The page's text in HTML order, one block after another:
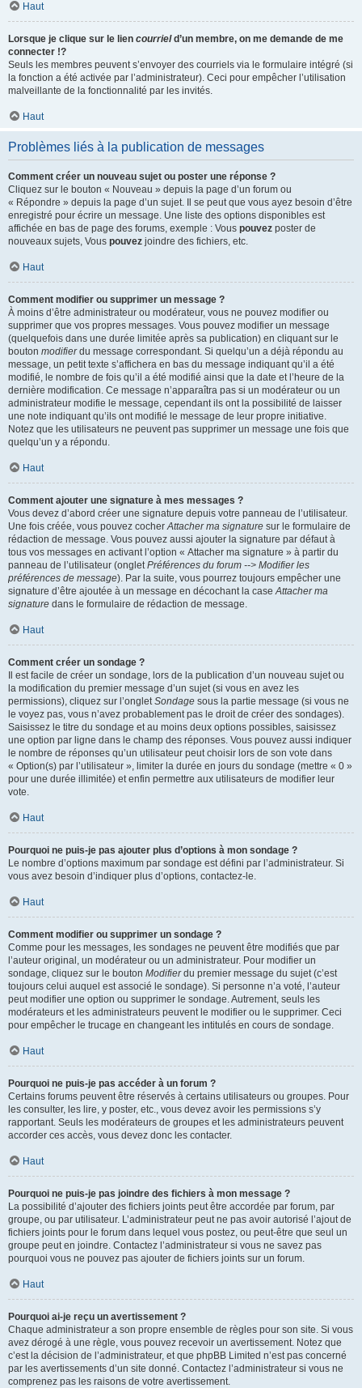
Haut
Lorsque je clique sur le lien courrield’un membre, on me demande de me
connecter !?
Seuls les membres peuvent s’envoyer des courriels via le formulaire intégré (si
la fonction a été activée par l’administrateur). Ceci pour empêcher l’utilisation
malveillante de la fonctionnalité par les invités.
Haut
Problèmes liés à la publication de messages
Comment créer un nouveau sujet ou poster une réponse ?
Cliquez sur le bouton « Nouveau » depuis la page d’un forum ou
« Répondre » depuis la page d’un sujet. Il se peut que vous ayez besoin d’être
enregistré pour écrire un message. Une liste des options disponibles est
affichée en bas de page des forums, exemple : Vous pouvez poster de
nouveaux sujets, Vous pouvez joindre des fichiers, etc.
Haut
Comment modifier ou supprimer un message ?
À moins d’être administrateur ou modérateur, vous ne pouvez modifier ou
supprimer que vos propres messages. Vous pouvez modifier un message
(quelquefois dans une durée limitée après sa publication) en cliquant sur le
bouton modifierdu message correspondant. Si quelqu’un a déjà répondu au
message, un petit texte s’affichera en bas du message indiquant qu’il a été
modifié, le nombre de fois qu’il a été modifié ainsi que la date et l’heure de la
dernière modification. Ce message n’apparaîtra pas si un modérateur ou un
administrateur modifie le message, cependant ils ont la possibilité de laisser
une note indiquant qu’ils ont modifié le message de leur propre initiative.
Notez que les utilisateurs ne peuvent pas supprimer un message une fois que
quelqu’un y a répondu.
Haut
Comment ajouter une signature à mes messages ?
Vous devez d’abord créer une signature depuis votre panneau de l’utilisateur.
Une fois créée, vous pouvez cocherAttacher ma signature sur le formulaire de
rédaction de message. Vous pouvez aussi ajouter la signature par défaut à
tous vos messages en activant l’option « Attacher ma signature » à partir du
panneau de l’utilisateur (ongletPréférences du forum --> Modifier les
préférences de message). Par la suite, vous pourrez toujours empêcher une
signature d’être ajoutée à un message en décochant la caseAttacher ma
signature dans le formulaire de rédaction de message.
Haut
Comment créer un sondage ?
Il est facile de créer un sondage, lors de la publication d’un nouveau sujet ou
la modification du premier message d’un sujet (si vous en avez les
permissions), cliquez sur l’ongletSondage sous la partie message (si vous ne
le voyez pas, vous n’avez probablement pas le droit de créer des sondages).
Saisissez le titre du sondage et au moins deux options possibles, saisissez
une option par ligne dans le champ des réponses. Vous pouvez aussi indiquer
le nombre de réponses qu’un utilisateur peut choisir lors de son vote dans
« Option(s) par l’utilisateur », limiter la durée en jours du sondage (mettre « 0 »
pour une durée illimitée) et enfin permettre aux utilisateurs de modifier leur
vote.
Haut
Pourquoi ne puis-je pas ajouter plus d’options à mon sondage ?
Le nombre d’options maximum par sondage est défini par l’administrateur. Si
vous avez besoin d’indiquer plus d’options, contactez-le.
Haut
Comment modifier ou supprimer un sondage ?
Comme pour les messages, les sondages ne peuvent être modifiés que par
l’auteur original, un modérateur ou un administrateur. Pour modifier un
sondage, cliquez sur le bouton Modifierdu premier message du sujet (c’est
toujours celui auquel est associé le sondage). Si personne n’a voté, l’auteur
peut modifier une option ou supprimer le sondage. Autrement, seuls les
modérateurs et les administrateurs peuvent le modifier ou le supprimer. Ceci
pour empêcher le trucage en changeant les intitulés en cours de sondage.
Haut
Pourquoi ne puis-je pas accéder à un forum ?
Certains forums peuvent être réservés à certains utilisateurs ou groupes. Pour
les consulter, les lire, y poster, etc., vous devez avoir les permissions s’y
rapportant. Seuls les modérateurs de groupes et les administrateurs peuvent
accorder ces accès, vous devez donc les contacter.
Haut
Pourquoi ne puis-je pas joindre des fichiers à mon message ?
La possibilité d’ajouter des fichiers joints peut être accordée par forum, par
groupe, ou par utilisateur. L’administrateur peut ne pas avoir autorisé l’ajout de
fichiers joints pour le forum dans lequel vous postez, ou peut-être que seul un
groupe peut en joindre. Contactez l’administrateur si vous ne savez pas
pourquoi vous ne pouvez pas ajouter de fichiers joints sur un forum.
Haut
Pourquoi ai-je reçu un avertissement ?
Chaque administrateur a son propre ensemble de règles pour son site. Si vous
avez dérogé à une règle, vous pouvez recevoir un avertissement. Notez que
c’est la décision de l’administrateur, et que phpBB Limited n’est pas concerné
par les avertissements d’un site donné. Contactez l’administrateur si vous ne
comprenez pas les raisons de votre avertissement.